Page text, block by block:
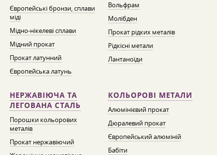
Європейські бронзи, сплави
міді
Мідно-нікелеві сплави
Мідний прокат
Прокат латунний
Європейська латунь
Вольфрам
Молібден
Прокат рідких металів
Рідкісні метали
Лантаноїди
НЕРЖАВІЮЧА ТА
ЛЕГОВАНА СТАЛЬ
Порошки кольорових
металів
Прокат нержавіючий
КОЛЬОРОВІ МЕТАЛИ
Алюмінієвий прокат
Дюралевий прокат
Європейський алюміній
Бабіти